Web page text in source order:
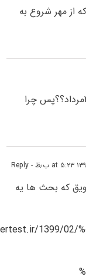
از مهر شروع به
بچه ها این تاریخا که زدن راستههه؟؟ارشد ۲,۳مرداد؟؟پس چرا
- Reply
که بحث ها یه
1399/02/